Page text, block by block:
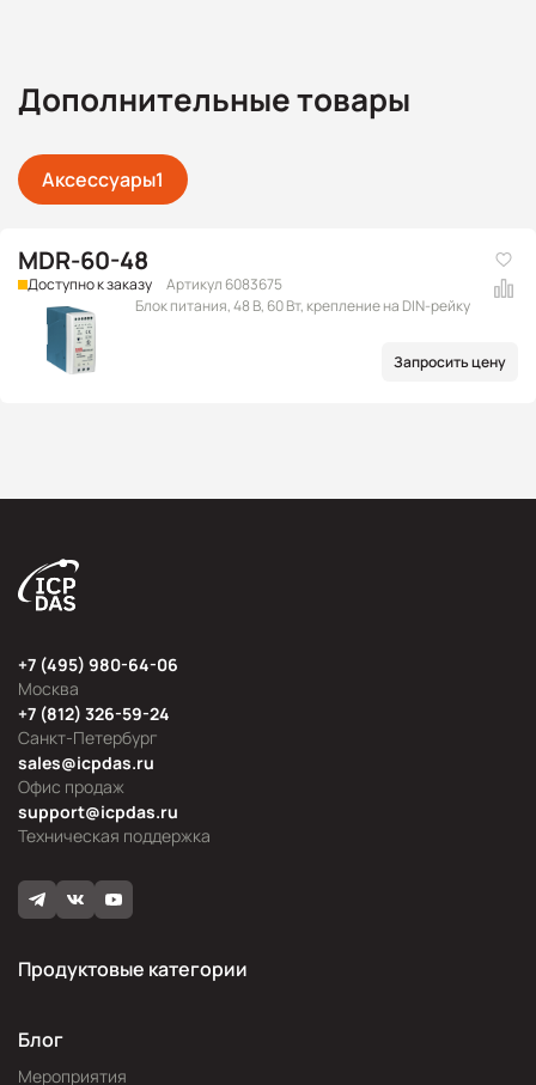
Дополнительные товары
Аксессуары1
MDR-60-48
Доступно к заказу
Артикул 6083675
Блок питания, 48 В, 60 Вт, крепление на DIN-рейку
Запросить цену
Москва
+7 (495) 980-64-06
Офис продаж
sales@icpdas.ru
Санкт-Петербург
+7 (812) 326-59-24
Техническая поддержка
support@icpdas.ru
Продуктовые категории
Блог
Мероприятия